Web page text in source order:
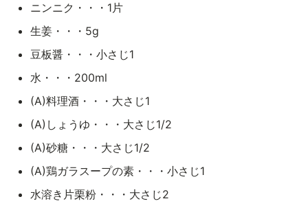
ニンニク・・・1片
生姜・・・5g
豆板醤・・・小さじ1
水・・・200ml
(A)料理酒・・・大さじ1
(A)しょうゆ・・・大さじ1/2
(A)砂糖・・・大さじ1/2
(A)鶏ガラスープの素・・・小さじ1
水溶き片栗粉・・・大さじ2